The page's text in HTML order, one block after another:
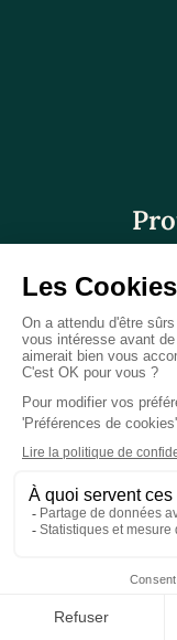
spécialistes